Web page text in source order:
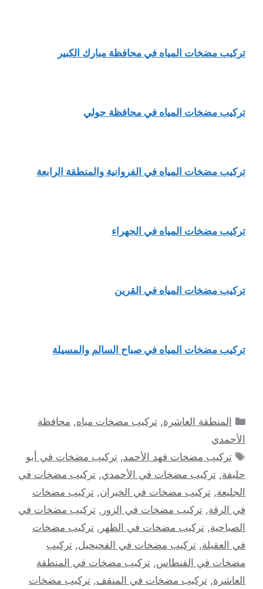
تركيب مضخات المياه في محافظة مبارك الكبير
تركيب مضخات المياه في محافظة حولي
تركيب مضخات المياه في الفروانية والمنطقة الرابعة
تركيب مضخات المياه في الجهراء
تركيب مضخات المياه في القرين
تركيب مضخات المياه في صباح السالم والمسيلة
التصنيفات
المنطقة العاشرة,تركيب مضخات مياه, محافظة
الأحمدي
الوسوم
تركيب مضخات فهد الأحمد,تركيب مضخات في أبو
حليفة, تركيب مضخات في الأحمدي, تركيب مضخات في
الجليعة, تركيب مضخات في الخيران, تركيب مضخات
في الرقة, تركيب مضخات في الزور , تركيب مضخات في
الصباحية, تركيب مضخات في الظهر , تركيب مضخات
في العقيلة, تركيب مضخات في الفحيحيل, تركيب
مضخات في الفنطاس, تركيب مضخات في المنطقة
العاشرة, تركيب مضخات في المنقف, تركيب مضخات